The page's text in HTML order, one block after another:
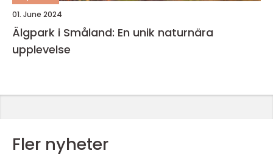
01. June 2024
Älgpark i Småland: En unik naturnära
upplevelse
Fler nyheter